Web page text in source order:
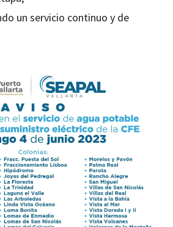
un servicio continuo y de